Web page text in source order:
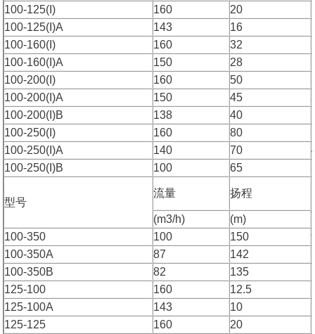
100-125(I)
160 20
100-125(I)A
143 16
100-160(I)
160 32
100-160(I)A
150 28
100-200(I)
160 50
100-200(I)A
150 45
100-200(I)B
138 40
100-250(I)
160 80
100-250(I)A
140 70
100-250(I)B
100 65
型号
流量 扬程
(m3/h)
(m)
100-350
100 150
100-350A
87 142
100-350B
82 135
125-100
160 12.5
125-100A
143 10
125-125
160 20